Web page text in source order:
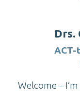
Drs.
ACT-
Welcome –